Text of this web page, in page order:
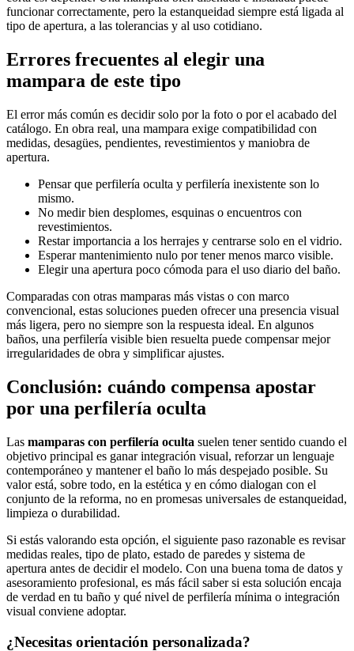
funcionar correctamente, pero la estanqueidad siempre está ligada al
tipo de apertura, a las tolerancias y al uso cotidiano.
Errores frecuentes al elegir una
mampara de este tipo
El error más común es decidir solo por la foto o por el acabado del
catálogo. En obra real, una mampara exige compatibilidad con
medidas, desagües, pendientes, revestimientos y maniobra de
apertura.
Pensar que perfilería oculta y perfilería inexistente son lo
mismo.
No medir bien desplomes, esquinas o encuentros con
revestimientos.
Restar importancia a los herrajes y centrarse solo en el vidrio.
Esperar mantenimiento nulo por tener menos marco visible.
Elegir una apertura poco cómoda para el uso diario del baño.
Comparadas con otras mamparas más vistas o con marco
convencional, estas soluciones pueden ofrecer una presencia visual
más ligera, pero no siempre son la respuesta ideal. En algunos
baños, una perfilería visible bien resuelta puede compensar mejor
irregularidades de obra y simplificar ajustes.
Conclusión: cuándo compensa apostar
por una perfilería oculta
Las mamparas con perfilería oculta suelen tener sentido cuando el
objetivo principal es ganar integración visual, reforzar un lenguaje
contemporáneo y mantener el baño lo más despejado posible. Su
valor está, sobre todo, en la estética y en cómo dialogan con el
conjunto de la reforma, no en promesas universales de estanqueidad,
limpieza o durabilidad.
Si estás valorando esta opción, el siguiente paso razonable es revisar
medidas reales, tipo de plato, estado de paredes y sistema de
apertura antes de decidir el modelo. Con una buena toma de datos y
asesoramiento profesional, es más fácil saber si esta solución encaja
de verdad en tu baño y qué nivel de perfilería mínima o integración
visual conviene adoptar.
¿Necesitas orientación personalizada?